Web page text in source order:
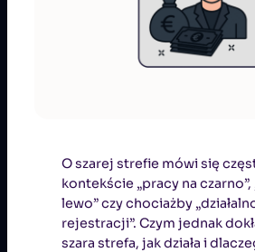
O szarej strefie mówi się
kontekście „pracy na czarno”,
lewo” czy chociażby
rejestracji”. Czym jednak
szara strefa, jak działa i